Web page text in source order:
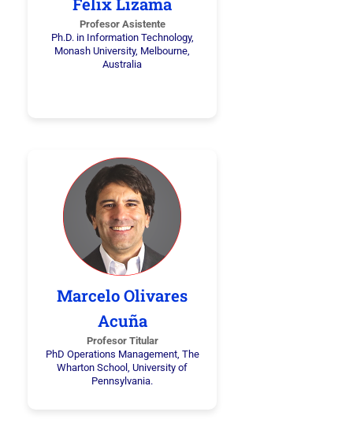
Felix Lizama
Profesor Asistente
Ph.D. in Information Technology,
Monash University, Melbourne,
Australia
Marcelo Olivares
Acuña
Profesor Titular
PhD Operations Management, The
Wharton School, University of
Pennsylvania.